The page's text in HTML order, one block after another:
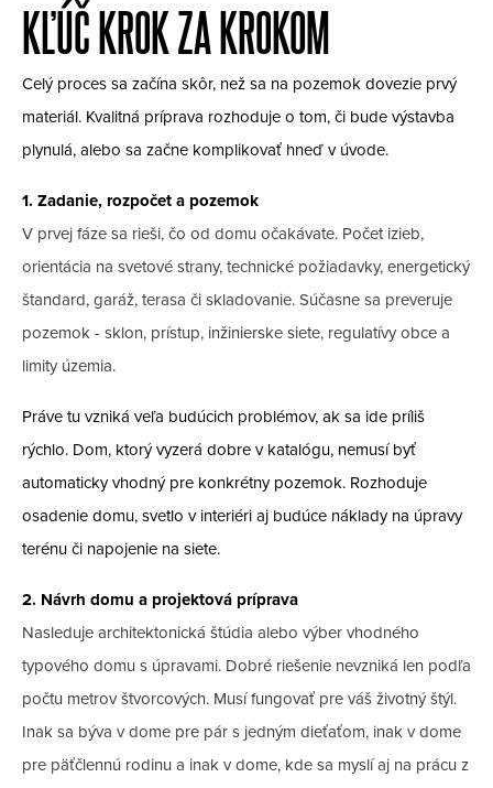
KĽÚČ KROK ZA KROKOM
Celý proces sa začína skôr, než sa na pozemok dovezie prvý
materiál. Kvalitná príprava rozhoduje o tom, či bude výstavba
plynulá, alebo sa začne komplikovať hneď v úvode.
1. Zadanie, rozpočet a pozemok
V prvej fáze sa rieši, čo od domu očakávate. Počet izieb,
orientácia na svetové strany, technické požiadavky, energetický
štandard, garáž, terasa či skladovanie. Súčasne sa preveruje
pozemok - sklon, prístup, inžinierske siete, regulatívy obce a
limity územia.
Práve tu vzniká veľa budúcich problémov, ak sa ide príliš
rýchlo. Dom, ktorý vyzerá dobre v katalógu, nemusí byť
automaticky vhodný pre konkrétny pozemok. Rozhoduje
osadenie domu, svetlo v interiéri aj budúce náklady na úpravy
terénu či napojenie na siete.
2. Návrh domu a projektová príprava
Nasleduje architektonická štúdia alebo výber vhodného
typového domu s úpravami. Dobré riešenie nevzniká len podľa
počtu metrov štvorcových. Musí fungovať pre váš životný štýl.
Inak sa býva v dome pre pár s jedným dieťaťom, inak v dome
pre päťčlennú rodinu a inak v dome, kde sa myslí aj na prácu z